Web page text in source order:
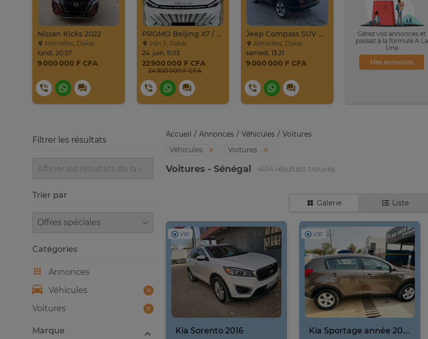
Nissan Kicks 2022
Mamelles, Dakar
lundi, 20:57
9 000 000 F CFA
PROMO Beijing X7 / 2025
vdn 3, Dakar
24. juin, 11:03
22 900 000 F CFA
24 900 000 F CFA
Jeep Compass SUV Noir Essence Automatique
Almadies, Dakar
samedi, 13:21
9 000 000 F CFA
Gérez vos annonces et
passez à la formule A La
Une
Mes annonces
Accueil Annonces Véhicules
Voitures
Véhicules
Voitures
Voitures - Sénégal 4014 résultats trouvés
Galerie Liste
VIP
Kia Sorento 2016
VIP
Kia Sportage année 2025
Filtrer les résultats
Trier par
Trier par
Catégories
Annonces
Véhicules
Voitures
Marque